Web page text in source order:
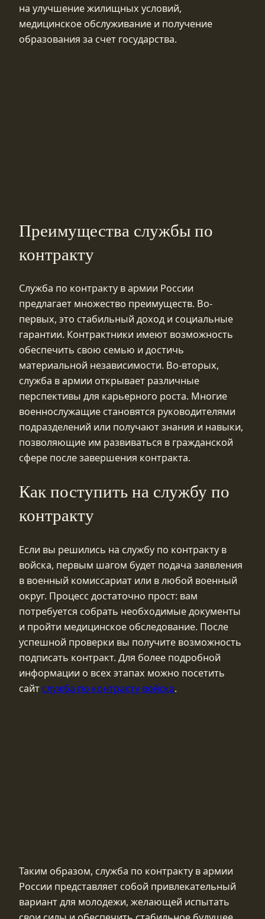
на улучшение жилищных условий,
медицинское обслуживание и получение
образования за счет государства.
Преимущества службы по
контракту
Служба по контракту в армии России
предлагает множество преимуществ. Во-
первых, это стабильный доход и социальные
гарантии. Контрактники имеют возможность
обеспечить свою семью и достичь
материальной независимости. Во-вторых,
служба в армии открывает различные
перспективы для карьерного роста. Многие
военнослужащие становятся руководителями
подразделений или получают знания и навыки,
позволяющие им развиваться в гражданской
сфере после завершения контракта.
Как поступить на службу по
контракту
Если вы решились на службу по контракту в
войска, первым шагом будет подача заявления
в военный комиссариат или в любой военный
округ. Процесс достаточно прост: вам
потребуется собрать необходимые документы
и пройти медицинское обследование. После
успешной проверки вы получите возможность
подписать контракт. Для более подробной
информации о всех этапах можно посетить
сайт служба по контракту войска.
Таким образом, служба по контракту в армии
России представляет собой привлекательный
вариант для молодежи, желающей испытать